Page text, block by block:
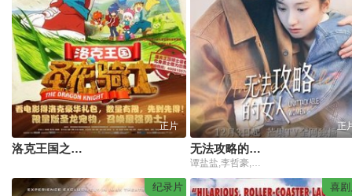
正片
洛克王国之圣龙骑士
正
无法攻略的女人(电影版)
纪录片 喜